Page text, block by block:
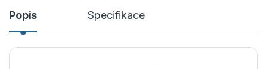
Popis Specifikace